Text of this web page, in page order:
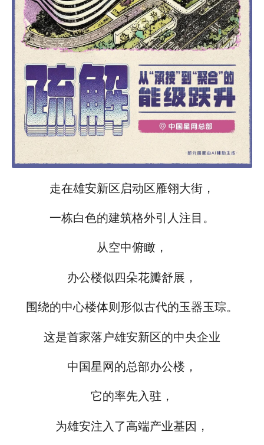
走在雄安新区启动区雁翎大街，
一栋白色的建筑格外引人注目。
从空中俯瞰，
办公楼似四朵花瓣舒展，
围绕的中心楼体则形似古代的玉器玉琮。
这是首家落户雄安新区的中央企业
中国星网的总部办公楼，
它的率先入驻，
为雄安注入了高端产业基因，